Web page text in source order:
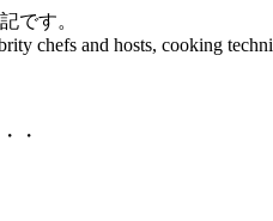
です。
chefs and hosts, cooking
・